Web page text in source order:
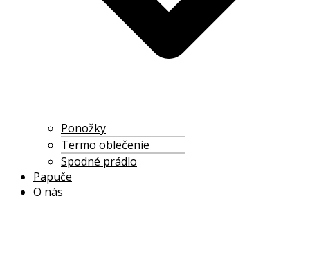
Ponožky
Termo oblečenie
Spodné prádlo
Papuče
O nás